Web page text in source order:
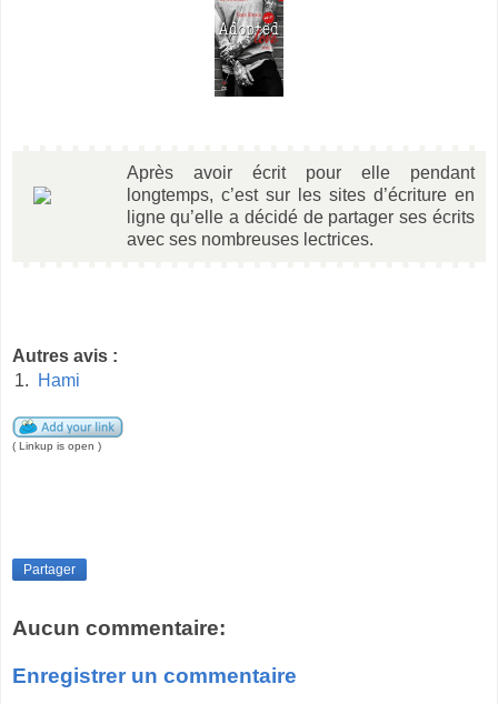
Après avoir écrit pour elle pendant
longtemps, c’est sur les sites d’écriture en
ligne qu’elle a décidé de partager ses écrits
avec ses nombreuses lectrices.
Autres avis :
1.
Hami
( Linkup is open )
Partager
Aucun commentaire:
Enregistrer un commentaire